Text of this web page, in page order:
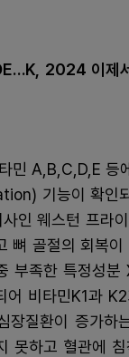
2024 이제
민 A,B,C,D,E 등
기능이 확인
인 웨스턴 프라
뼈 골절의 회복
부족한 특정성
어 비타민K1과
장질환이 증가하
못하고 혈관에